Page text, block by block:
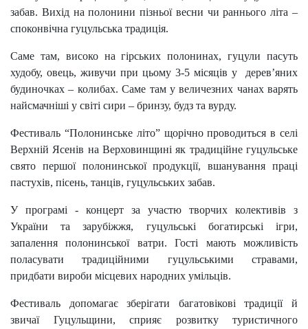
забав. Вихід на полонини пізньої весни чи раннього літа –
споконвічна гуцульська традиція.
Саме там, високо на гірських полонинах, гуцули пасуть
худобу, овець, живучи при цьому 3-5 місяців у дерев’яних
будиночках – колибах. Саме там у величезних чанах варять
найсмачніші у світі сири – бринзу, будз та вурду.
Фестиваль “Полонинське літо” щорічно проводиться в селі
Верхній Ясенів на Верховинщині як традиційне гуцульське
свято першої полонинської продукції, вшанування праці
пастухів, пісень, танців, гуцульських забав.
У програмі - концерт за участю творчих колективів з
України та зарубіжжя, гуцульські богатирські ігри,
запалення полонинської ватри. Гості мають можливість
поласувати традиційними гуцульськими стравами,
придбати вироби місцевих народних умільців.
Фестиваль допомагає зберігати багатовікові традиції й
звичаї Гуцульщини, сприяє розвитку туристичного